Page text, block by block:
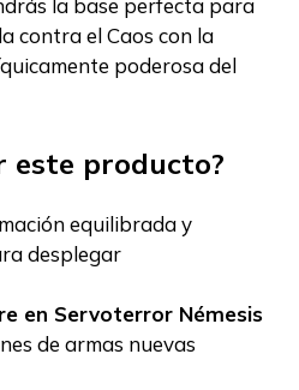
la base perfecta para
contra el Caos con la
poderosa del
este producto?
equilibrada y
desplegar
en Servoterror Némesis
de armas nuevas